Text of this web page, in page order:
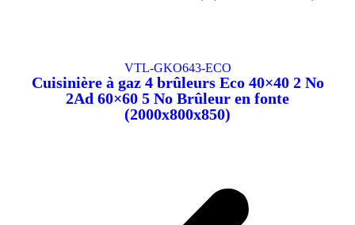
VTL-GKO643-ECO
Cuisinière à gaz 4 brûleurs Eco 40×40 2 No
2Ad 60×60 5 No Brûleur en fonte
(2000x800x850)